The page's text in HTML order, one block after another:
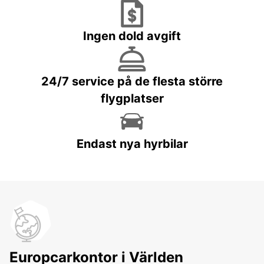
Ingen dold avgift
24/7 service på de flesta större
flygplatser
Endast nya hyrbilar
Europcarkontor i Världen